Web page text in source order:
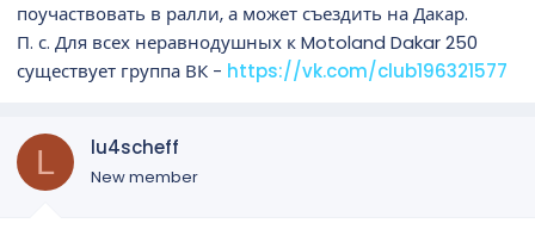
поучаствовать в ралли, а может съездить на Дакар.
П. с. Для всех неравнодушных к Motoland Dakar 250
существует группа ВК - https://vk.com/club196321577
L lu4scheff
New member